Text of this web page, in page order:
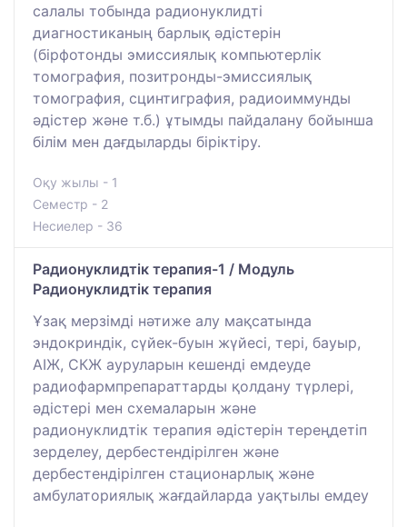
салалы тобында радионуклидті
диагностиканың барлық әдістерін
(бірфотонды эмиссиялық компьютерлік
томография, позитронды-эмиссиялық
томография, сцинтиграфия, радиоиммунды
әдістер және т.б.) ұтымды пайдалану бойынша
білім мен дағдыларды біріктіру.
Оқу жылы - 1
Семестр - 2
Несиелер - 36
Радионуклидтік терапия-1 / Модуль
Радионуклидтік терапия
Ұзақ мерзімді нәтиже алу мақсатында
эндокриндік, сүйек-буын жүйесі, тері, бауыр,
АІЖ, СКЖ ауруларын кешенді емдеуде
радиофармпрепараттарды қолдану түрлері,
әдістері мен схемаларын және
радионуклидтік терапия әдістерін тереңдетіп
зерделеу, дербестендірілген және
дербестендірілген стационарлық және
амбулаториялық жағдайларда уақтылы емдеу